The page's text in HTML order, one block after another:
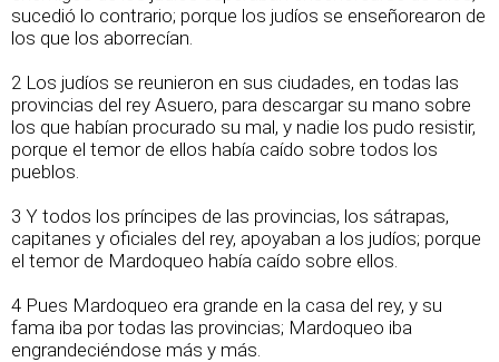
sucedió lo contrario; porque los judíos se enseñorearon de
los que los aborrecían.
2 Los judíos se reunieron en sus ciudades, en todas las
provincias del rey Asuero, para descargar su mano sobre
los que habían procurado su mal, y nadie los pudo resistir,
porque el temor de ellos había caído sobre todos los
pueblos.
3 Y todos los príncipes de las provincias, los sátrapas,
capitanes y oficiales del rey, apoyaban a los judíos; porque
el temor de Mardoqueo había caído sobre ellos.
4 Pues Mardoqueo era grande en la casa del rey, y su
fama iba por todas las provincias; Mardoqueo iba
engrandeciéndose más y más.